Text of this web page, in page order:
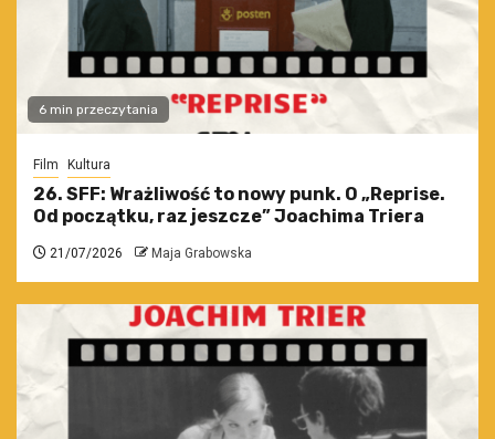
6 min przeczytania
Film Kultura
26. SFF: Wrażliwość to nowy punk. O „Reprise.
Od początku, raz jeszcze” Joachima Triera
21/07/2026 Maja Grabowska